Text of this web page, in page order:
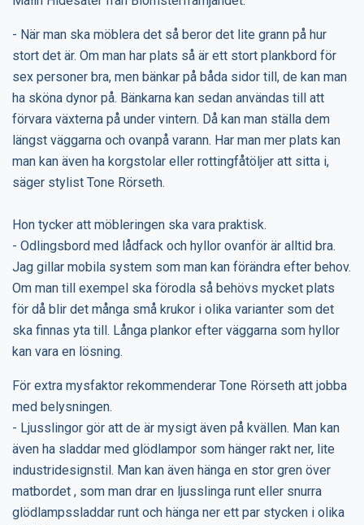
- När man ska möblera det så beror det lite grann på hur
stort det är. Om man har plats så är ett stort plankbord för
sex personer bra, men bänkar på båda sidor till, de kan man
ha sköna dynor på. Bänkarna kan sedan användas till att
förvara växterna på under vintern. Då kan man ställa dem
längst väggarna och ovanpå varann. Har man mer plats kan
man kan även ha korgstolar eller rottingfåtöljer att sitta i,
säger stylist Tone Rörseth.
Hon tycker att möbleringen ska vara praktisk.
- Odlingsbord med lådfack och hyllor ovanför är alltid bra.
Jag gillar mobila system som man kan förändra efter behov.
Om man till exempel ska förodla så behövs mycket plats
för då blir det många små krukor i olika varianter som det
ska finnas yta till. Långa plankor efter väggarna som hyllor
kan vara en lösning.
För extra mysfaktor rekommenderar Tone Rörseth att jobba
med belysningen.
- Ljusslingor gör att de är mysigt även på kvällen. Man kan
även ha sladdar med glödlampor som hänger rakt ner, lite
industridesignstil. Man kan även hänga en stor gren över
matbordet , som man drar en ljusslinga runt eller snurra
glödlampssladdar runt och hänga ner ett par stycken i olika